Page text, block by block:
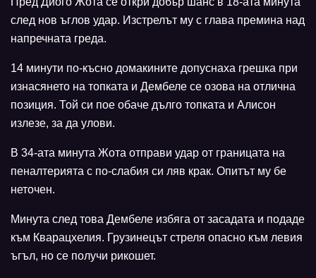
след нов ъглов удар. Изстрелът му с глава премина над
напречната греда.
14 минути по-късно домакините допуснаха грешка при
изнасянето на топката и Дембеле се озова на отлична
позиция. Той си пое обаче дълго топката и Алисон
излезе, за да улови.
В 34-ата минута Жота отправи удар от границата на
пеналтерията с по-слабия си ляв крак. Опитът му бе
неточен.
Минута след това Дембеле избяга от засадата и подаде
към Кварацхелия. Грузинецът стреля опасно към левия
ъгъл, но се получи рикошет.